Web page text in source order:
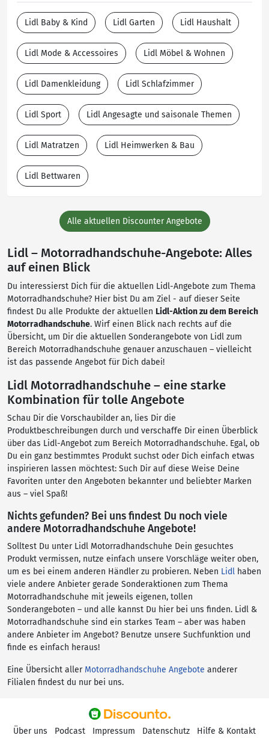
Lidl Baby & Kind Lidl Garten Lidl Haushalt
Lidl Mode & Accessoires Lidl Möbel & Wohnen
Lidl Damenkleidung Lidl Schlafzimmer
Lidl Sport Lidl Angesagte und saisonale Themen
Lidl Matratzen Lidl Heimwerken & Bau
Lidl Bettwaren
Alle aktuellen Discounter Angebote
Lidl – Motorradhandschuhe-Angebote: Alles
auf einen Blick
Du interessierst Dich für die aktuellen Lidl-Angebote zum Thema
Motorradhandschuhe? Hier bist Du am Ziel - auf dieser Seite
findest Du alle Produkte der aktuellen Lidl-Aktion zu dem Bereich
Motorradhandschuhe. Wirf einen Blick nach rechts auf die
Übersicht, um Dir die aktuellen Sonderangebote von Lidl zum
Bereich Motorradhandschuhe genauer anzuschauen – vielleicht
ist das passende Angebot für Dich dabei!
Lidl Motorradhandschuhe – eine starke
Kombination für tolle Angebote
Schau Dir die Vorschaubilder an, lies Dir die
Produktbeschreibungen durch und verschaffe Dir einen Überblick
über das Lidl-Angebot zum Bereich Motorradhandschuhe. Egal, ob
Du ein ganz bestimmtes Produkt suchst oder Dich einfach etwas
inspirieren lassen möchtest: Such Dir auf diese Weise Deine
Favoriten unter den Angeboten bekannter und beliebter Marken
aus – viel Spaß!
Nichts gefunden? Bei uns findest Du noch viele
andere Motorradhandschuhe Angebote!
Solltest Du unter Lidl Motorradhandschuhe Dein gesuchtes
Produkt vermissen, nutze einfach unsere Vorschläge weiter oben,
um es bei einem anderen Händler zu probieren. Neben Lidl haben
viele andere Anbieter gerade Sonderaktionen zum Thema
Motorradhandschuhe mit jeweils eigenen, tollen
Sonderangeboten – und alle kannst Du hier bei uns finden. Lidl &
Motorradhandschuhe sind ein starkes Team – aber was haben
andere Anbieter im Angebot? Benutze unsere Suchfunktion und
finde es einfach heraus!
Eine Übersicht aller Motorradhandschuhe Angebote anderer
Filialen findest du nur bei uns.
Über uns Podcast Impressum Datenschutz Hilfe & Kontakt